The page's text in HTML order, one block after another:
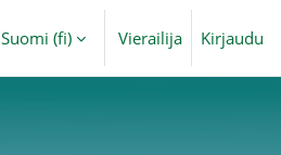
Suomi ‎(fi)‎ Vierailija Kirjaudu